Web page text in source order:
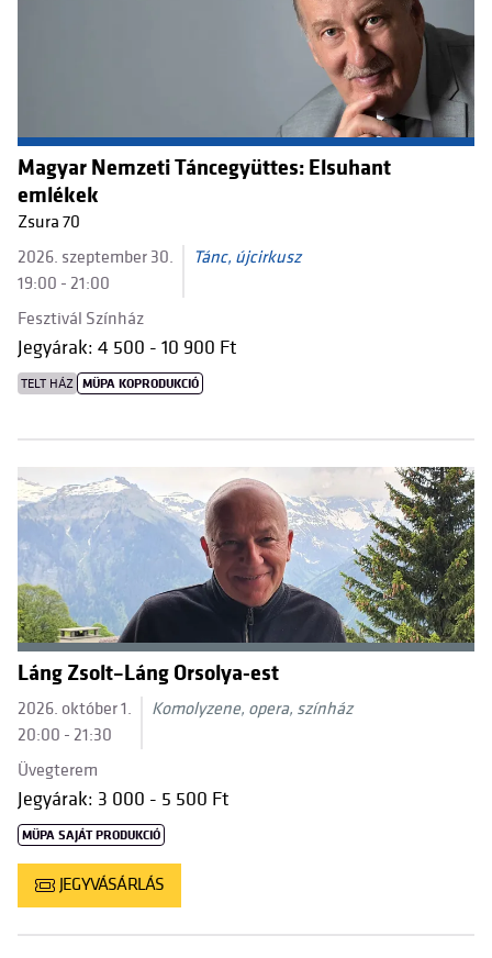
Magyar Nemzeti Táncegyüttes: Elsuhant
emlékek
Zsura 70
2026. szeptember 30.
19:00 - 21:00
Tánc, újcirkusz
Fesztivál Színház
Jegyárak: 4 500 - 10 900 Ft
TELT HÁZ MÜPA KOPRODUKCIÓ
Láng Zsolt–Láng Orsolya-est
2026. október 1.
20:00 - 21:30
Komolyzene, opera, színház
Üvegterem
Jegyárak: 3 000 - 5 500 Ft
MÜPA SAJÁT PRODUKCIÓ
JEGYVÁSÁRLÁS